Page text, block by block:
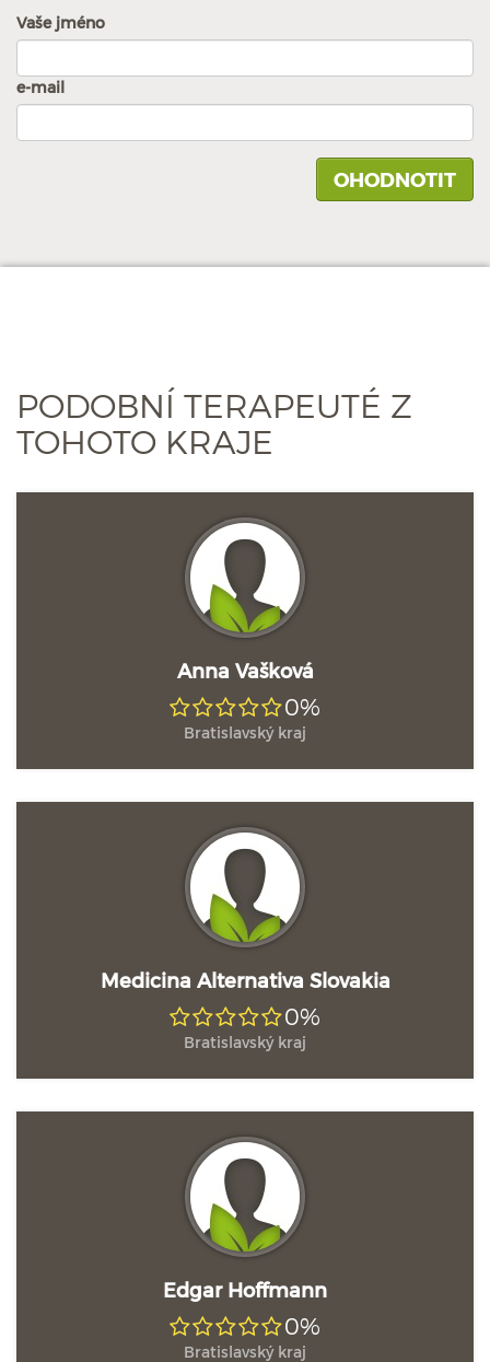
Vaše jméno
e-mail
PODOBNÍ TERAPEUTÉ Z
TOHOTO KRAJE
Anna Vašková
0%
Bratislavský kraj
Medicina Alternativa Slovakia
0%
Bratislavský kraj
Edgar Hoffmann
0%
Bratislavský kraj